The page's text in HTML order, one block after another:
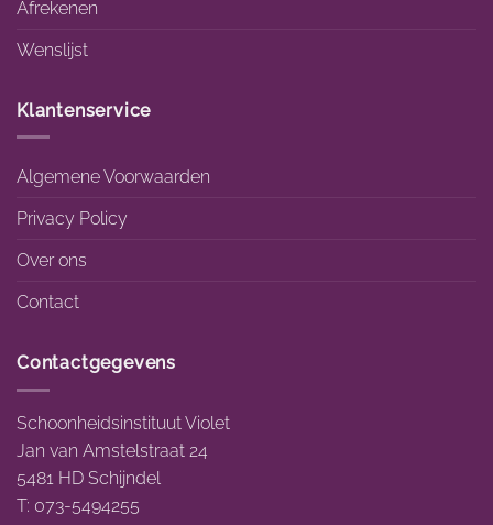
Afrekenen
Wenslijst
Klantenservice
Algemene Voorwaarden
Privacy Policy
Over ons
Contact
Contactgegevens
Schoonheidsinstituut Violet
Jan van Amstelstraat 24
5481 HD Schijndel
T: 073-5494255